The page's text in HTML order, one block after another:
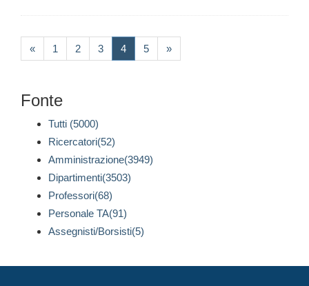
« 1 2 3 4(current)
5 »
Fonte
Tutti (5000)
Ricercatori(52)
Amministrazione(3949)
Dipartimenti(3503)
Professori(68)
Personale TA(91)
Assegnisti/Borsisti(5)